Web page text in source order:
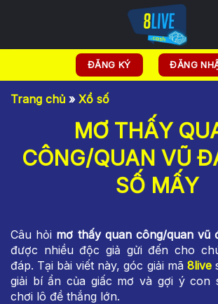
ĐĂNG KÝ ĐĂNG
Trang chủ » Xổ số
MƠ THẤY
CÔNG/QUAN VŨ
SỐ MẤY
Câu hỏi mơ thấy quan công/quan vũ
được nhiều độc giả gửi đến cho
đáp. Tại bài viết này, góc giải mã 8live
giải bí ẩn của giấc mơ và gợi ý con
chơi lô đề thắng lớn.